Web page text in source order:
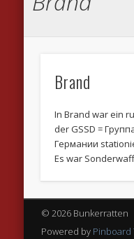
Brand
In Brand war ein
der GSSD =
Германии
Es war
© 2026 Bunkerratten
Powered by Pinboard